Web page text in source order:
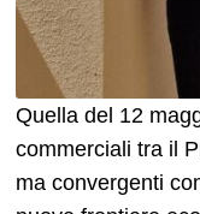
Quella del 12
commerciali tra il
ma convergenti